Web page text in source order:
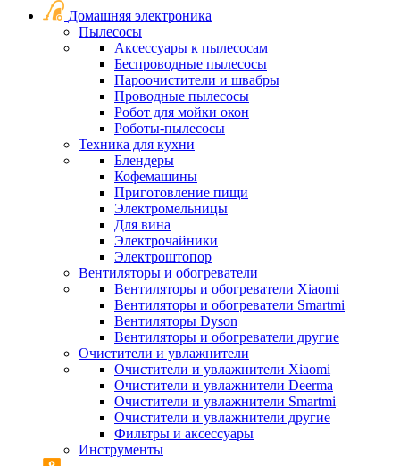
Домашняя электроника
Пылесосы
Аксессуары к пылесосам
Беспроводные пылесосы
Пароочистители и швабры
Проводные пылесосы
Робот для мойки окон
Роботы-пылесосы
Техника для кухни
Блендеры
Кофемашины
Приготовление пищи
Электромельницы
Для вина
Электрочайники
Электроштопор
Вентиляторы и обогреватели
Вентиляторы и обогреватели Xiaomi
Вентиляторы и обогреватели Smartmi
Вентиляторы Dyson
Вентиляторы и обогреватели другие
Очистители и увлажнители
Очистители и увлажнители Xiaomi
Очистители и увлажнители Deerma
Очистители и увлажнители Smartmi
Очистители и увлажнители другие
Фильтры и аксессуары
Инструменты